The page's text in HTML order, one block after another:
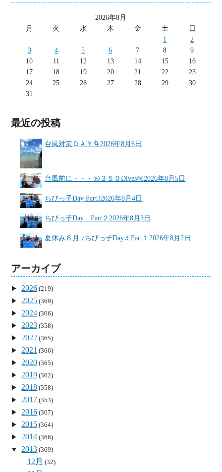
2026年8月
月
火 水 木 金 土
日
1
2
3
4 5 6 7 8
9
10
11 12 13 14 15
16
17
18 19 20 21 22
23
24
25 26 27 28 29
30
31
最近の投稿
台風対策ＤＡＹ🌀 2026年8月6日
台風前に・・・㊗３５０Dives㊗2026年8月5日
ちびっ子Day Part32026年8月4日
ちびっ子Day Part２ 2026年8月3日
夏休み８月 ♪ちびっ子Day♬Part１ 2026年8月2日
アーカイブ
2026 (219)
2025 (369)
2024 (366)
2023 (358)
2022 (365)
2021 (366)
2020 (365)
2019 (362)
2018 (358)
2017 (353)
2016 (367)
2015 (364)
2014 (366)
2013 (369)
12月 (32)